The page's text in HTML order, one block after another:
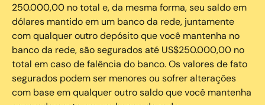
250.000,00 no total e, da mesma forma, seu saldo em
dólares mantido em um banco da rede, juntamente
com qualquer outro depósito que você mantenha no
banco da rede, são segurados até US$250.000,00 no
total em caso de falência do banco. Os valores de fato
segurados podem ser menores ou sofrer alterações
com base em qualquer outro saldo que você mantenha